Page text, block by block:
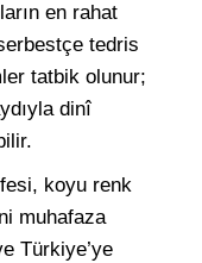
en rahat
tedris
tatbik olunur;
dinî
fesi, koyu renk
muhafaza
Türkiye’ye